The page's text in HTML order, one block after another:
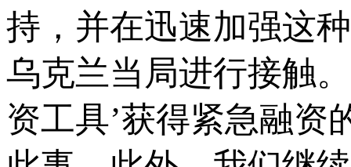
持，并在迅速加强这
乌克兰当局进行接触
资工具’获得紧急融资